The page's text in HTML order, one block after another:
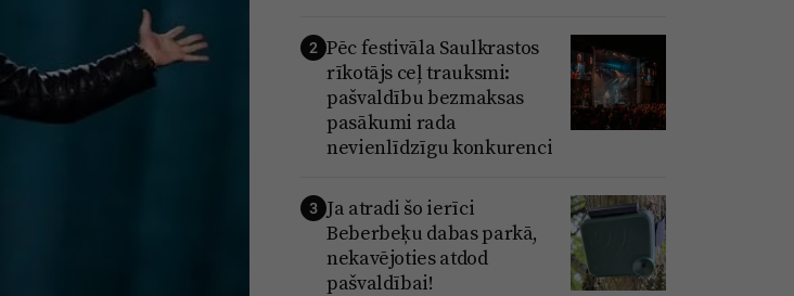
2 Pēc festivāla Saulkrastos
rīkotājs ceļ trauksmi:
pašvaldību bezmaksas
pasākumi rada
nevienlīdzīgu konkurenci
3 Ja atradi šo ierīci
Beberbeķu dabas parkā,
nekavējoties atdod
pašvaldībai!